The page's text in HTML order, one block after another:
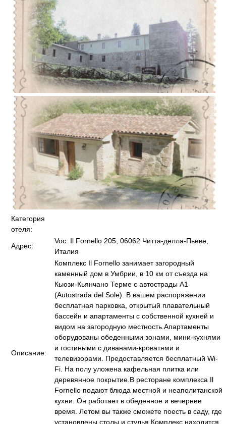
Категория
отеля:
Адрес:
Voc. Il Fornello 205, 06062 Читта-делла-Пьеве,
Италия
Описание:
Комплекс Il Fornello занимает загородный
каменный дом в Умбрии, в 10 км от съезда на
Кьюзи-Кьянчано Терме с автострады A1
(Autostrada del Sole). В вашем распоряжении
бесплатная парковка, открытый плавательный
бассейн и апартаменты с собственной кухней и
видом на загородную местность.Апартаменты
оборудованы обеденными зонами, мини-кухнями
и гостиными с диванами-кроватями и
телевизорами. Предоставляется бесплатный Wi-
Fi. На полу уложена кафельная плитка или
деревянное покрытие.В ресторане комплекса Il
Fornello подают блюда местной и неаполитанской
кухни. Он работает в обеденное и вечернее
время. Летом вы также сможете поесть в саду, где
установлены столы и стулья.Комплекс находится